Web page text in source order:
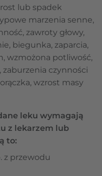
lub spadek
marzenia senne,
zawroty głowy,
biegunka, zaparcia,
wzmożona potliwość,
czynności
wzrost masy
leku wymagają
z lekarzem lub
to:
z przewodu